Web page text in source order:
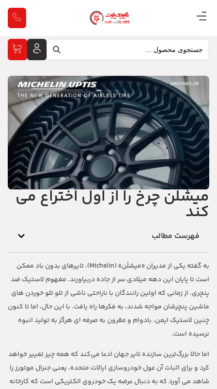
میشلن چرخ را از اول اختراع می
کند
فهرست مطالب
به گفته یکی از مدیران «میشلَن» (Michelin)
، تایرهای بدون باد ممکن
است تا پایان این دهه میلادی سر از جاده دربیاورند. مفهوم لاستیک ضد
پنچری، از زمانی که اولین رانندگان با ناراحتی ناشی از تلو تلو خوردن های
ماشین پنچرشان مواجه شدند، به فکرها راه یافت. با این حال، اما تا کنون
چنین لاستیک ایمن، بادوام و مقرون به صرفه ای هرگز به تولید انبوه
نرسیده است.
اما حالا بزرگ‌ترین سازنده تایر جهان ادعا می‌کند که همه چیز تغییر خواهد
کرد و برای اثبات آن غول خودروسازی ایالات متحده، یعنی جنرال موتورز را
شاهد می آورد که به دنبال عرضه یک خودروی الکتریکی است که کارخانه